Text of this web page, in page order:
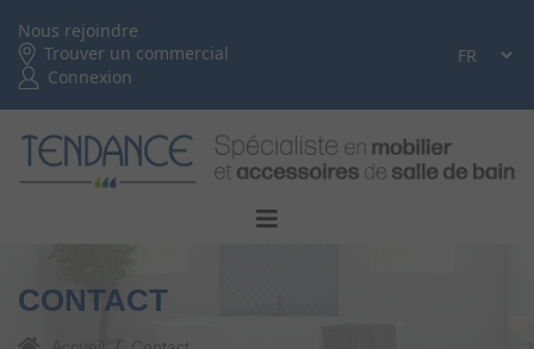
Nous rejoindre
Trouver un commercial
Connexion
CONTACT